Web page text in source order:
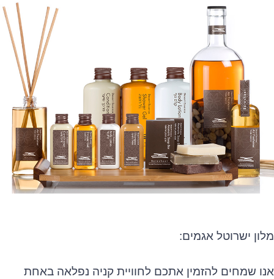
מלון ישרוטל אגמים:
אנו שמחים להזמין אתכם לחוויית קניה נפלאה באחת